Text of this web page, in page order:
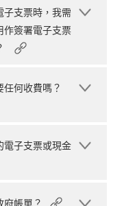
子支票時，我需
作簽署電子支票
何收費嗎？
電子支票或現金
府帳單？